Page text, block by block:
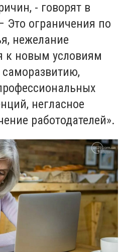
- говорят в
Это ограничения по
нежелание
к новым условиям
негласное
работодателей».